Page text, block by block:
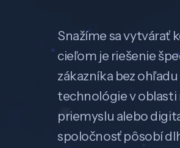
Snažíme sa vytvárať
cieľom je riešenie
zákazníka bez
technológie v oblasti
priemyslu alebo
spoločnosť pôsobí